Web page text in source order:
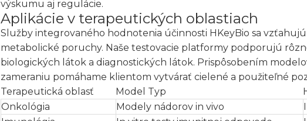
výskumu aj regulácie.
Aplikácie v terapeutických oblastiach
Služby integrovaného hodnotenia účinnosti HKeyBio sa
metabolické poruchy. Naše testovacie platformy podporujú
biologických látok a diagnostických látok. Prispôsobením
zameraniu pomáhame klientom vytvárať cielené a použiteľné
Terapeutická oblasť
Model Typ
Onkológia
Modely nádorov in vivo